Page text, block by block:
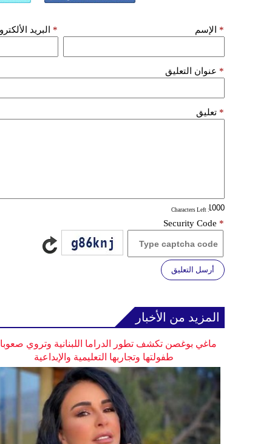
الإسم * البريد *
عنوان التعليق *
تعليق *
: Characters Left
Security Code *
أرسل التعليق
المزيد من الأخبار
ماغي بوغصن تكشف تطور الدراما اللبنانية وتروي
طفولتها وتجاربها التعليمية والإبداعية